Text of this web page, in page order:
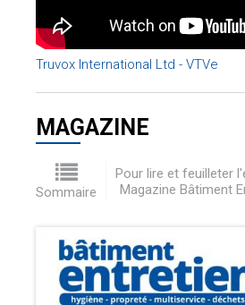
Truvox International Ltd - VTVe
MAGAZINE
Sommaire
Pour lire et feuilleter
Magazine Bâtiment